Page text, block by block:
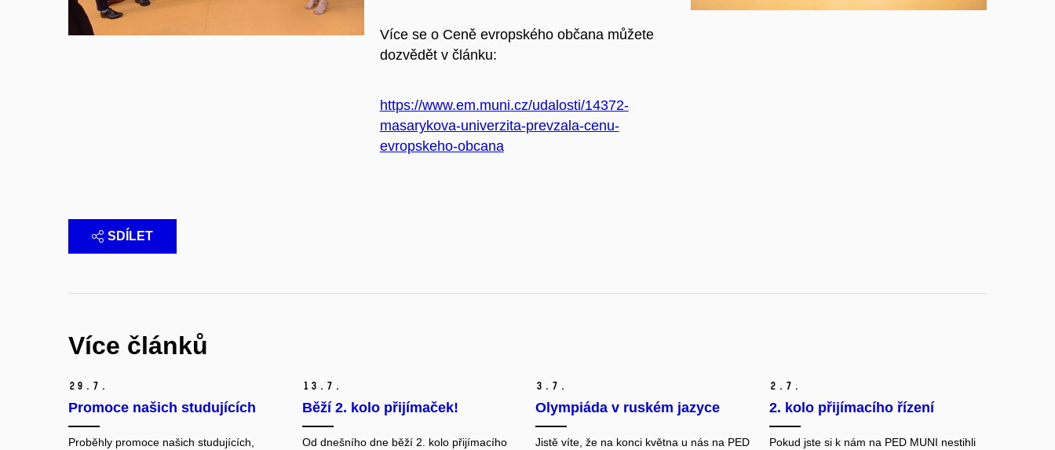
Více se o Ceně evropského občana můžete
dozvědět v článku:
https://www.em.muni.cz/udalosti/14372-
masarykova-univerzita-prevzala-cenu-
evropskeho-obcana
SDÍLET
Více článků
29. 7.
Promoce našich studujících
Proběhly promoce našich studujících,
13. 7.
Běží 2. kolo přijímaček!
Od dnešního dne běží 2. kolo přijímacího
3. 7.
Olympiáda v ruském jazyce
Jistě víte, že na konci května u nás na PED
2. 7.
2. kolo přijímacího řízení
Pokud jste si k nám na PED MUNI nestihli